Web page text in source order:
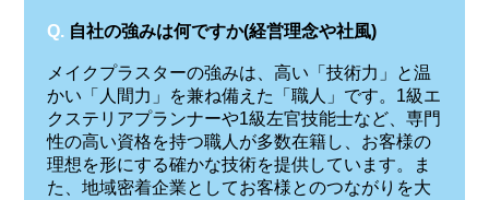
Q. 自社の強みは何ですか(経営理念や社風)
メイクプラスターの強みは、高い「技術力」と温
かい「人間力」を兼ね備えた「職人」です。1級エ
クステリアプランナーや1級左官技能士など、専門
性の高い資格を持つ職人が多数在籍し、お客様の
理想を形にする確かな技術を提供しています。ま
た、地域密着企業としてお客様とのつながりを大